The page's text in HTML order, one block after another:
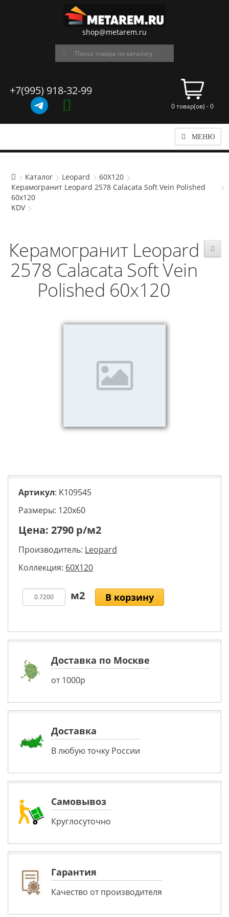
shop@metarem.ru
+7(995) 918-32-99
0 товар(ов) - 0
МЕНЮ
Каталог Leopard
60X120
Керамогранит Leopard 2578 Calacata Soft Vein Polished
60x120
KDV
Керамогранит Leopard
2578 Calacata Soft Vein
Polished 60x120
Артикул: K109545
Размеры: 120х60
Цена: 2790 р/м2
Производитель: Leopard
Коллекция: 60X120
В корзину
Доставка по Москве
от 1000р
Доставка
В любую точку России
Самовывоз
Круглосуточно
Гарантия
Качество от производителя